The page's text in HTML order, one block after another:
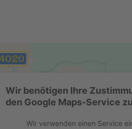
Wir benötigen Ihre
den Google Maps-Service
Wir verwenden einen Service